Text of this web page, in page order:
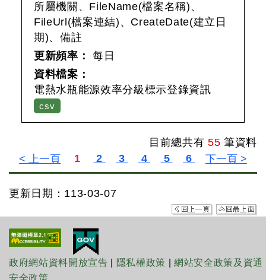
所屬機關、FileName(檔案名稱)、
FileUrl(檔案連結)、CreateDate(建立日
期)、備註
更新頻率：
每日
資料檔案：
電熱水瓶能源效率分級標示登錄資訊
csv
目前總共有 55 筆資料
更新日期：113-03-07
政府網站資料開放宣告 隱私權政策 |網站安全政策及資通
安全政策